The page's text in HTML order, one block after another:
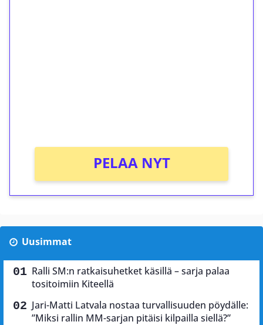
PELAA NYT
Uusimmat
Ralli SM:n ratkaisuhetket käsillä – sarja palaa
tositoimiin Kiteellä
Jari-Matti Latvala nostaa turvallisuuden pöydälle:
”Miksi rallin MM-sarjan pitäisi kilpailla siellä?”